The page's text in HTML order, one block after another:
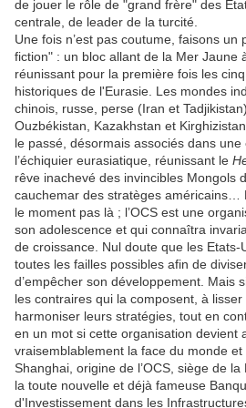
de jouer le rôle de "grand frère" des
centrale, de leader de la turcité.
Une fois n’est pas coutume, faisons un
fiction" : un bloc allant de la Mer Jaune
réunissant pour la première fois les
historiques de l'Eurasie. Les mondes
chinois, russe, perse (Iran et
Ouzbékistan, Kazakhstan et
le passé, désormais associés dans
l’échiquier eurasiatique, réunissant le
rêve inachevé des invincibles Mongols
cauchemar des stratèges américains…
le moment pas là ; l’OCS est une
son adolescence et qui connaîtra
de croissance. Nul doute que les Etats-
toutes les failles possibles afin de
d’empêcher son développement. Mais
les contraires qui la composent, à
harmoniser leurs stratégies, tout en
en un mot si cette organisation devient
vraisemblablement la face du monde et
Shanghai, origine de l’OCS, siège de
la toute nouvelle et déjà fameuse
d'Investissement dans les